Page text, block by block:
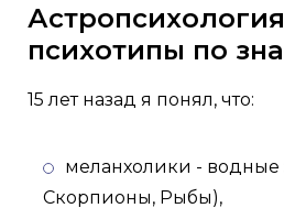
психотипы по
15 лет назад я понял, что:
меланхолики - водные
Скорпионы, Рыбы),